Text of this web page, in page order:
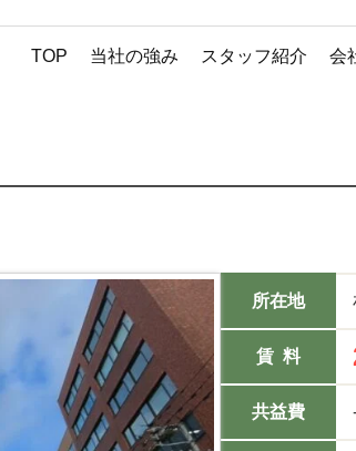
TOP 当社の強み スタッフ紹介 会
所在地
賃 料
共益費